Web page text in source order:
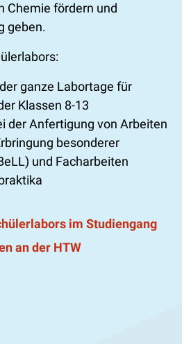
Chemie fördern und
geben.
ganze Labortage für
Klassen 8-13
der Anfertigung von Arbeiten
besonderer
und Facharbeiten
im Studiengang
an der HTW